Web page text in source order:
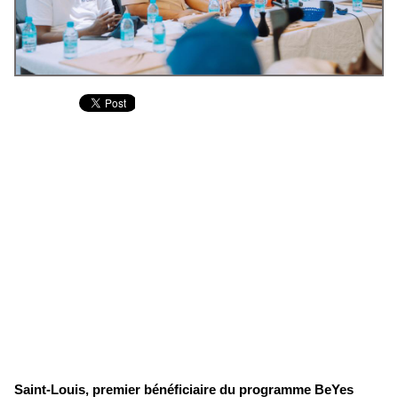
Saint-Louis, premier bénéficiaire du programme BeYes